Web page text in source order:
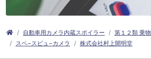
自動車用カメラ内蔵スポイラー 第１２類 乗物
スペ−スビュ−カメラ
株式会社村上開明堂